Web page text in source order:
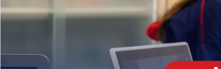
MÉDIO
igh School
Dupla Diplomação